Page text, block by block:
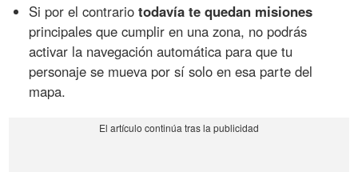
Si por el contrariotodavía te quedan misiones
principales que cumplir en una zona, no podrás
activar la navegación automática para que tu
personaje se mueva por sí solo en esa parte del
mapa.